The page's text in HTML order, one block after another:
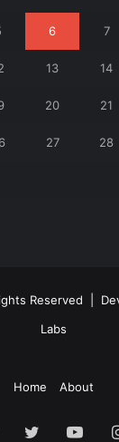
6 7
13 14
20 21
27 28
Reserved |
Labs
Home About
Facebook
Twitter